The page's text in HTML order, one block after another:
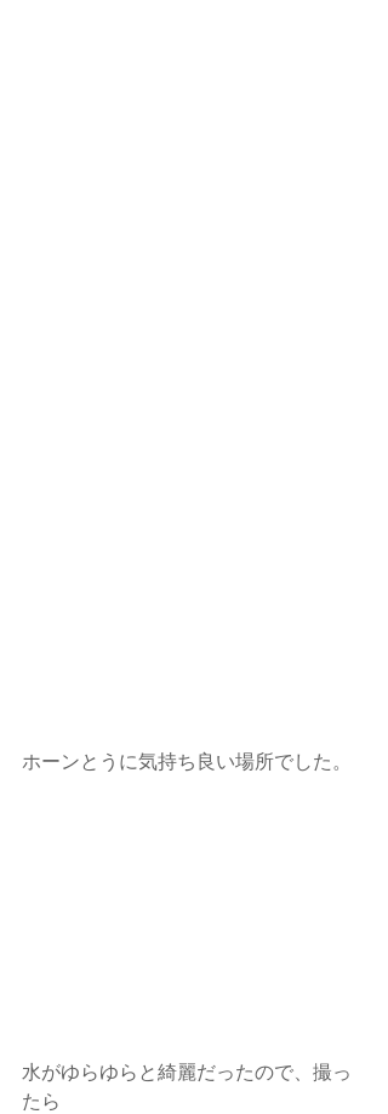
ホーンとうに気持ち良い場所でした。
水がゆらゆらと綺麗だったので、撮っ
たら